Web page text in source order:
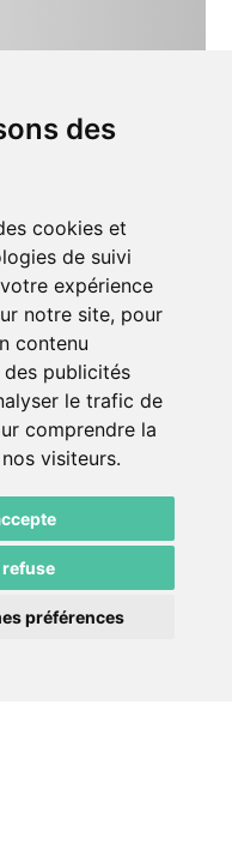
des
cookies et
de suivi
expérience
notre site, pour
contenu
publicités
le trafic de
comprendre la
visiteurs.
refuse
préférences
Théâtre